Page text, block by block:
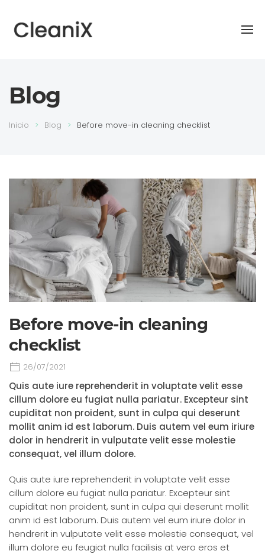
Blog
Inicio Blog Before move-in cleaning checklist
Before move-in cleaning
checklist
26/07/2021
Quis aute iure reprehenderit in voluptate velit esse
cillum dolore eu fugiat nulla pariatur. Excepteur sint
cupiditat non proident, sunt in culpa qui deserunt
mollit anim id est laborum. Duis autem vel eum iriure
dolor in hendrerit in vulputate velit esse molestie
consequat, vel illum dolore.
Quis aute iure reprehenderit in voluptate velit esse
cillum dolore eu fugiat nulla pariatur. Excepteur sint
cupiditat non proident, sunt in culpa qui deserunt mollit
anim id est laborum. Duis autem vel eum iriure dolor in
hendrerit in vulputate velit esse molestie consequat, vel
illum dolore eu feugiat nulla facilisis at vero eros et